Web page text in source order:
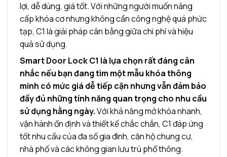
lợi, dễ dùng, giá tốt. Với những người muốn nâng
cấp khóa cơ nhưng không cần công nghệ quá phức
tạp, C1 là giải pháp cân bằng giữa chi phí và hiệu
quả sử dụng.
Smart Door Lock C1 là lựa chọn rất đáng cân
nhắc nếu bạn đang tìm một mẫu khóa thông
minh có mức giá dễ tiếp cận nhưng vẫn đảm bảo
đầy đủ những tính năng quan trọng cho nhu cầu
sử dụng hằng ngày.Với khả năng mở khóa nhanh,
vận hành ổn định và thiết kế chắc chắn, C1 đáp ứng
tốt nhu cầu của đa số gia đình, căn hộ chung cư,
nhà phố và các không gian lưu trú phổ thông.